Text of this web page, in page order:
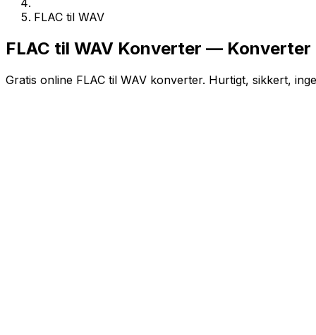
FLAC til WAV
FLAC til WAV Konverter — Konverter
Gratis online FLAC til WAV konverter. Hurtigt, sikkert,